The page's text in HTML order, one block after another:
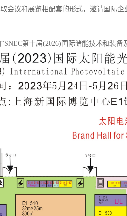
会议和展览相配套的形式，邀请国际
第十届(2026)囯际储能技术和装